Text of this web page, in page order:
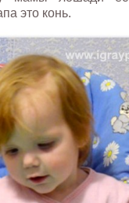
это конь.